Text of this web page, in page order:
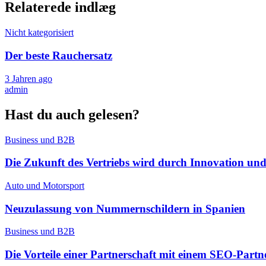
Relaterede indlæg
Nicht kategorisiert
Der beste Rauchersatz
3 Jahren ago
admin
Hast du auch gelesen?
Business und B2B
Die Zukunft des Vertriebs wird durch Innovation
Auto und Motorsport
Neuzulassung von Nummernschildern in Spanien
Business und B2B
Die Vorteile einer Partnerschaft mit einem SEO-